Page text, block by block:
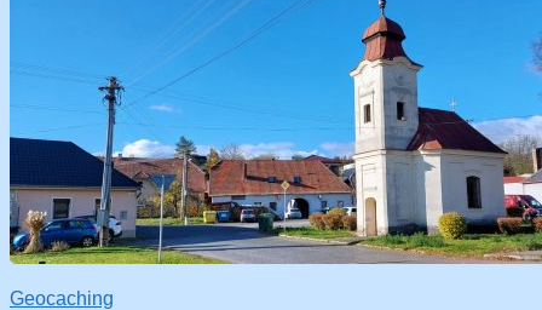
Geocaching